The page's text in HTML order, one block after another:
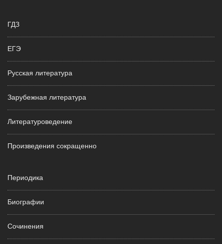
ГДЗ
ЕГЭ
Русская литература
Зарубежная литература
Литературоведение
Произведения сокращенно
Периодика
Биографии
Сочинения